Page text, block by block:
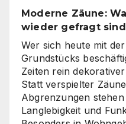
Weg
zu
Video-
Content
Moderne Zäune:
wieder gefragt sind
Wer sich heute mit
Grundstücks
Zeiten rein
Statt verspielter
Abgrenzungen
Langlebigkeit und